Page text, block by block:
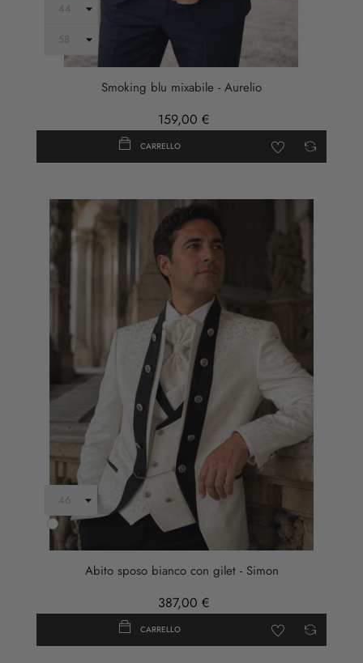
Smoking blu mixabile - Aurelio
159,00 €
CARRELLO
Bianco
Abito sposo bianco con gilet - Simon
387,00 €
CARRELLO